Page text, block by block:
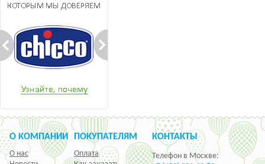
О КОМПАНИИ
О нас
ПОКУПАТЕЛЯМ
Оплата
КОНТАКТЫ
Телефон в Москве: